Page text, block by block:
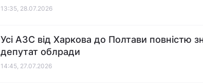
13:35, 28.07.2026
Усі АЗС від Харкова до Полтави повністю
депутат облради
14:45, 27.07.2026